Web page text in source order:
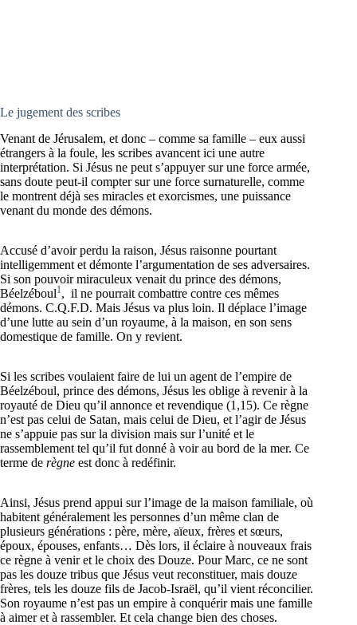
Le jugement des scribes
Venant de Jérusalem, et donc – comme sa famille – eux aussi
étrangers à la foule, les scribes avancent ici une autre
interprétation. Si Jésus ne peut s’appuyer sur une force armée,
sans doute peut-il compter sur une force surnaturelle, comme
le montrent déjà ses miracles et exorcismes, une puissance
venant du monde des démons.
Accusé d’avoir perdu la raison, Jésus raisonne pourtant
intelligemment et démonte l’argumentation de ses adversaires.
Si son pouvoir miraculeux venait du prince des démons,
Béelzéboul1, il ne pourrait combattre contre ces mêmes
démons. C.Q.F.D. Mais Jésus va plus loin. Il déplace l’image
d’une lutte au sein d’un royaume, à la maison, en son sens
domestique de famille. On y revient.
Si les scribes voulaient faire de lui un agent de l’empire de
Béelzéboul, prince des démons, Jésus les oblige à revenir à la
royauté de Dieu qu’il annonce et revendique (1,15). Ce règne
n’est pas celui de Satan, mais celui de Dieu, et l’agir de Jésus
ne s’appuie pas sur la division mais sur l’unité et le
rassemblement tel qu’il fut donné à voir au bord de la mer. Ce
terme de règne est donc à redéfinir.
Ainsi, Jésus prend appui sur l’image de la maison familiale, où
habitent généralement les personnes d’un même clan de
plusieurs générations : père, mère, aïeux, frères et sœurs,
époux, épouses, enfants… Dès lors, il éclaire à nouveaux frais
ce règne à venir et le choix des Douze. Pour Marc, ce ne sont
pas les douze tribus que Jésus veut reconstituer, mais douze
frères, tels les douze fils de Jacob-Israël, qu’il vient réconcilier.
Son royaume n’est pas un empire à conquérir mais une famille
à aimer et à rassembler. Et cela change bien des choses.